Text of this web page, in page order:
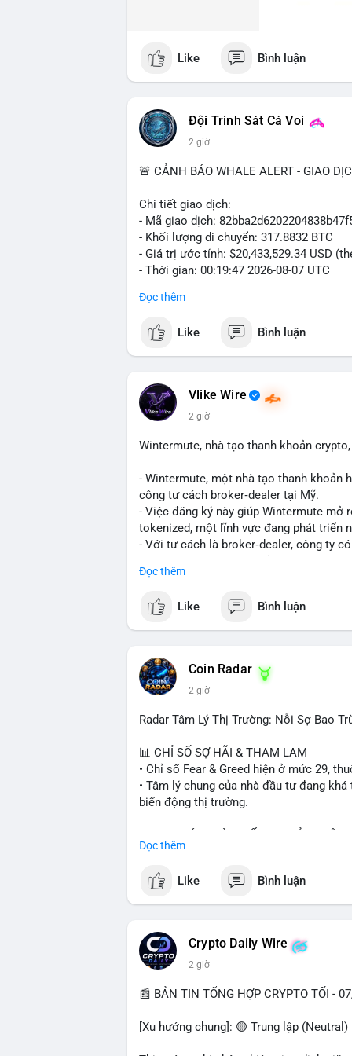
Like Bình luận
Đội Trinh Sát Cá Voi
2 giờ
🚨 CẢNH BÁO WHALE ALERT - GIAO
Chi tiết giao dịch:
- Mã giao dịch:
- Khối lượng di chuyển: 317.8832 BTC
- Giá trị ước tính: $20,433,529.34 USD
- Thời gian: 00:19:47 2026-08-07 UTC
Nhận định phân tích: Giao dịch 317
lượng này, khả năng cao là chuyển lên
tạo áp lực giảm giá ngắn hạn. Tuy
thêm các giao dịch tiếp theo từ cùng
Lời khuyên: Nhà đầu tư nhỏ lẻ nên thận
bộ, ít tác động đến thị trường. Chỉ vào
#317btc #20triệuusd #mempool
Đọc thêm
Like Bình luận
Vlike Wire
2 giờ
Wintermute, nhà tạo thanh khoản
- Wintermute, một nhà tạo thanh khoản
công tư cách broker‑dealer tại Mỹ.
- Việc đăng ký này giúp Wintermute
tokenized, một lĩnh vực đang phát triển
- Với tư cách là broker‑dealer, công ty
- Đây là bước chiến lược nhằm tận dụng
#binancesquare #cryptonews
$btc $eth
📰 Nguồn: Cointelegraph
Đọc thêm
Like Bình luận
Coin Radar
2 giờ
Radar Tâm Lý Thị Trường: Nỗi Sợ Bao
📊 CHỈ SỐ SỢ HÃI & THAM LAM
• Chỉ số Fear & Greed hiện ở mức 29,
• Tâm lý chung của nhà đầu tư đang
biến động thị trường.
• CoinGecko Trending: Plume (PLUME),
• LunarCrush Trending: Ethereum,
• Google Trends Việt Nam: Các chủ đề
💬 DÒNG CHẢY TIN TỨC & TRUYỀN
• Tin tức pháp lý: Tòa phúc thẩm Hoa
Bankman-Fried (FTX).
• Tin tức vĩ mô: Cảnh báo về tình trạng
• Tin tức Binance: Binance chuẩn bị
Đọc thêm
Like Bình luận
Crypto Daily Wire
2 giờ
📰 BẢN TIN TỔNG HỢP CRYPTO TỐI -
[Xu hướng chung]: 🟡 Trung lập (Neutral)